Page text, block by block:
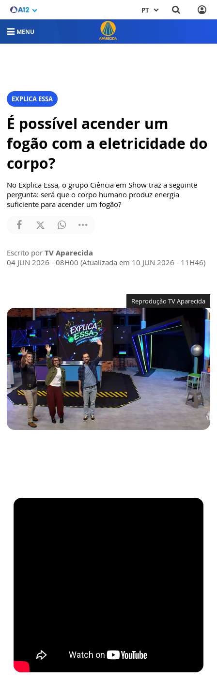
PT
MENU
EXPLICA ESSA
É possível acender um
fogão com a eletricidade do
corpo?
No Explica Essa, o grupo Ciência em Show traz a seguinte
pergunta: será que o corpo humano produz energia
suficiente para acender um fogão?
Escrito por TV Aparecida
04 JUN 2026 - 08H00 (Atualizada em 10 JUN 2026 - 11H46)
Reprodução TV Aparecida